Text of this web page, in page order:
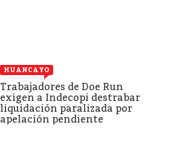
HUANCAYO
Trabajadores de Doe Run
exigen a Indecopi destrabar
liquidación paralizada por
apelación pendiente